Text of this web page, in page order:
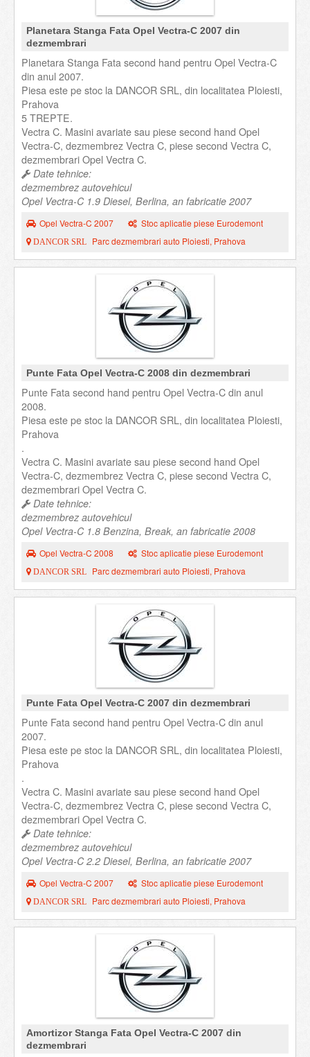
Planetara Stanga Fata Opel Vectra-C 2007 din
dezmembrari
Planetara Stanga Fata second hand pentru Opel Vectra-C
din anul 2007.
Piesa este pe stoc la DANCOR SRL, din localitatea Ploiesti,
Prahova
5 TREPTE.
Vectra C. Masini avariate sau piese second hand Opel
Vectra-C, dezmembrez Vectra C, piese second Vectra C,
dezmembrari Opel Vectra C.
Date tehnice:
dezmembrez autovehicul
Opel Vectra-C 1.9 Diesel, Berlina, an fabricatie 2007
Opel Vectra-C 2007 Stoc aplicatie piese Eurodemont
DANCOR SRL Parc dezmembrari auto Ploiesti, Prahova
Punte Fata Opel Vectra-C 2008 din dezmembrari
Punte Fata second hand pentru Opel Vectra-C din anul
2008.
Piesa este pe stoc la DANCOR SRL, din localitatea Ploiesti,
Prahova
.
Vectra C. Masini avariate sau piese second hand Opel
Vectra-C, dezmembrez Vectra C, piese second Vectra C,
dezmembrari Opel Vectra C.
Date tehnice:
dezmembrez autovehicul
Opel Vectra-C 1.8 Benzina, Break, an fabricatie 2008
Opel Vectra-C 2008 Stoc aplicatie piese Eurodemont
DANCOR SRL Parc dezmembrari auto Ploiesti, Prahova
Punte Fata Opel Vectra-C 2007 din dezmembrari
Punte Fata second hand pentru Opel Vectra-C din anul
2007.
Piesa este pe stoc la DANCOR SRL, din localitatea Ploiesti,
Prahova
.
Vectra C. Masini avariate sau piese second hand Opel
Vectra-C, dezmembrez Vectra C, piese second Vectra C,
dezmembrari Opel Vectra C.
Date tehnice:
dezmembrez autovehicul
Opel Vectra-C 2.2 Diesel, Berlina, an fabricatie 2007
Opel Vectra-C 2007 Stoc aplicatie piese Eurodemont
DANCOR SRL Parc dezmembrari auto Ploiesti, Prahova
Amortizor Stanga Fata Opel Vectra-C 2007 din
dezmembrari